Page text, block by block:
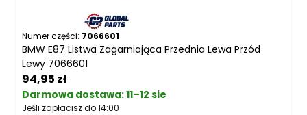
Numer części: 7066601
BMW E87 Listwa Zagarniająca Przednia Lewa Przód
Lewy 7066601
94,95 zł
Darmowa dostawa:11–12 sie
Jeśli zapłacisz do 14:00